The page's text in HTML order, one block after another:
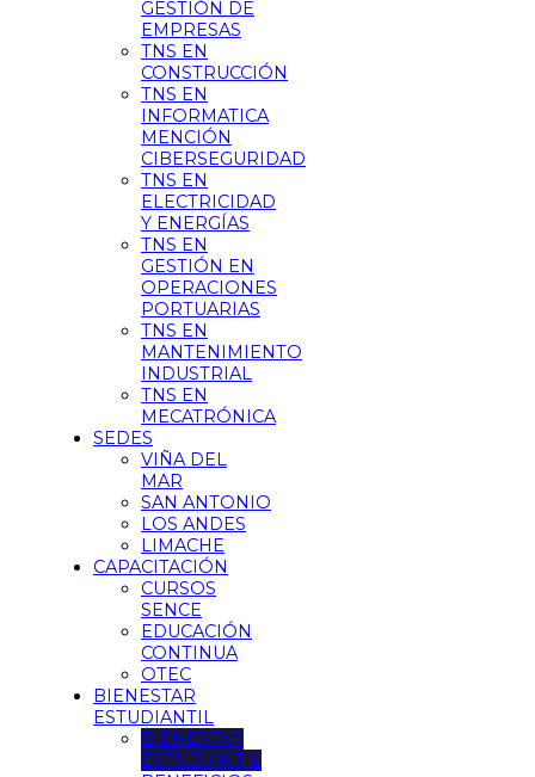
GESTIÓN DE
EMPRESAS
TNS EN
CONSTRUCCIÓN
TNS EN
INFORMATICA
MENCIÓN
CIBERSEGURIDAD
TNS EN
ELECTRICIDAD
Y ENERGÍAS
TNS EN
GESTIÓN EN
OPERACIONES
PORTUARIAS
TNS EN
MANTENIMIENTO
INDUSTRIAL
TNS EN
MECATRÓNICA
SEDES
VIÑA DEL
MAR
SAN ANTONIO
LOS ANDES
LIMACHE
CAPACITACIÓN
CURSOS
SENCE
EDUCACIÓN
CONTINUA
OTEC
BIENESTAR
ESTUDIANTIL
BIENESTAR
ESTUDIANTIL